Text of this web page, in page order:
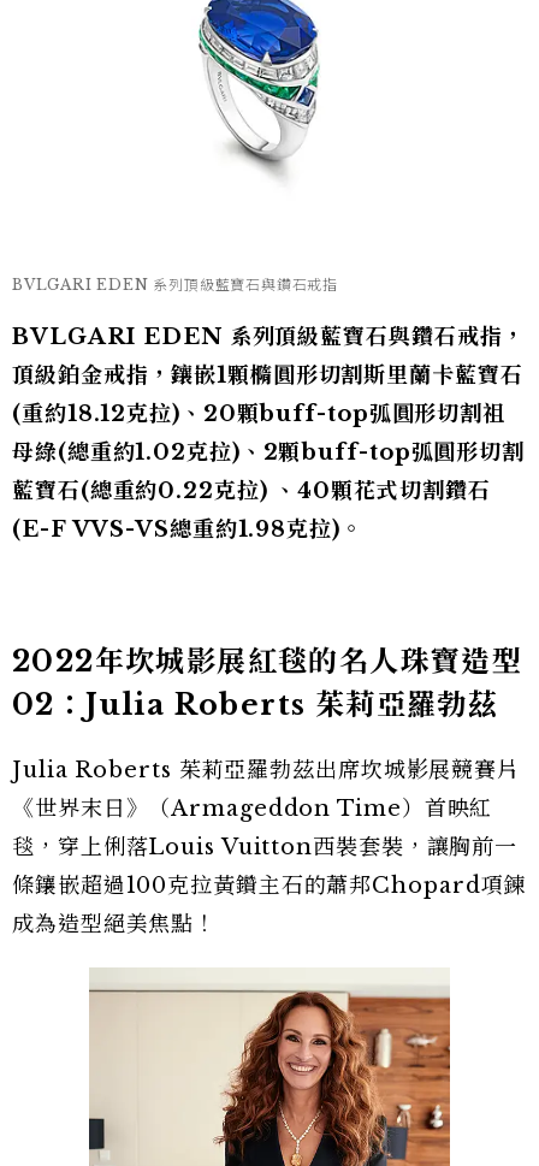
BVLGARI EDEN 系列頂級藍寶石與鑽石戒指
BVLGARI EDEN 系列頂級藍寶石與鑽石戒指，
頂級鉑金戒指，鑲嵌1顆橢圓形切割斯里蘭卡藍寶石
(重約18.12克拉)、20顆buff-top弧圓形切割祖
母綠(總重約1.02克拉)、2顆buff-top弧圓形切割
藍寶石(總重約0.22克拉) 、40顆花式切割鑽石
(E-F VVS-VS總重約1.98克拉)。
2022年坎城影展紅毯的名人珠寶造型
02：Julia Roberts 茱莉亞羅勃茲
Julia Roberts 茱莉亞羅勃茲出席坎城影展競賽片
《世界末日》（Armageddon Time）首映紅
毯，穿上俐落Louis Vuitton西裝套裝，讓胸前一
條鑲嵌超過100克拉黃鑽主石的蕭邦Chopard項鍊
成為造型絕美焦點！